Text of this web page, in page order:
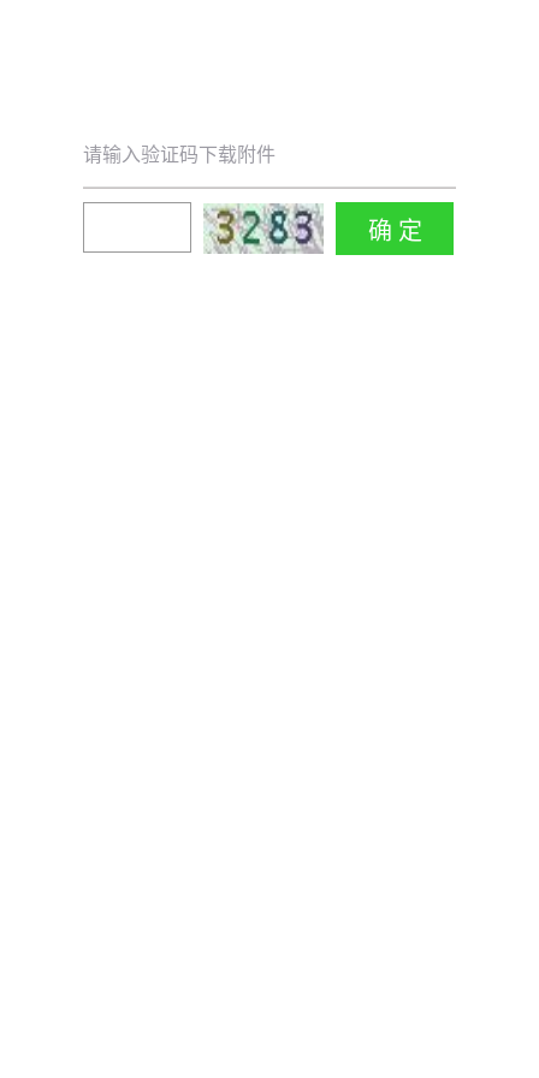
请输入验证码下载附件